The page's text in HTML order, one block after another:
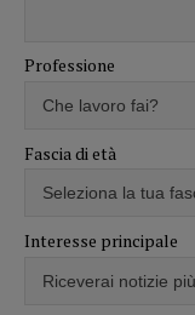
Professione
Fascia di età
Interesse principale